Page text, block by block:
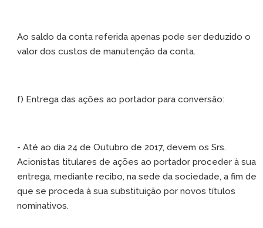
Ao saldo da conta referida apenas pode ser deduzido o
valor dos custos de manutenção da conta.
f) Entrega das ações ao portador para conversão:
- Até ao dia 24 de Outubro de 2017, devem os Srs.
Acionistas titulares de ações ao portador proceder à sua
entrega, mediante recibo, na sede da sociedade, a fim de
que se proceda à sua substituição por novos títulos
nominativos.